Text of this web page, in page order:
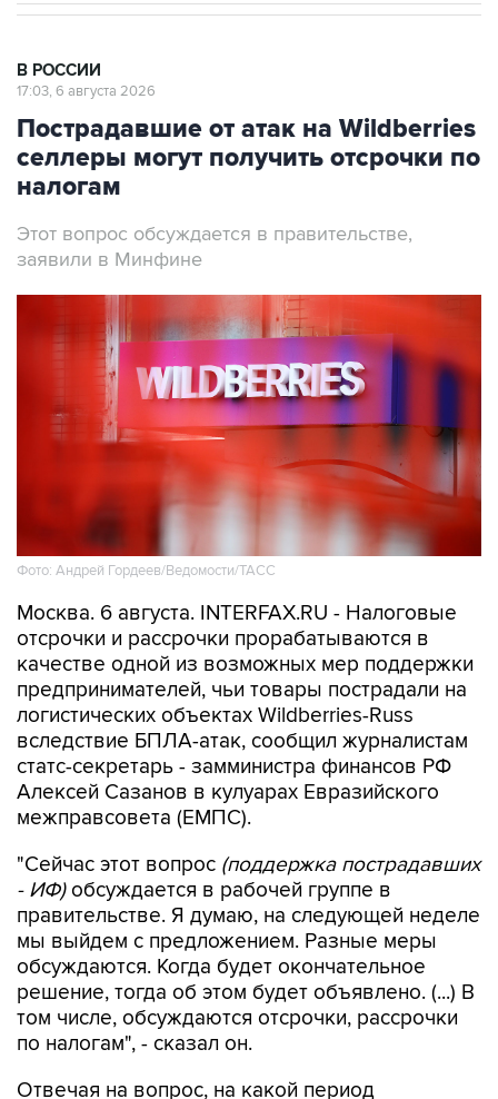
В РОССИИ
17:03, 6 августа 2026
Пострадавшие от атак на Wildberries
селлеры могут получить отсрочки по
налогам
Этот вопрос обсуждается в правительстве,
заявили в Минфине
Фото: Андрей Гордеев/Ведомости/ТАСС
Москва. 6 августа. INTERFAX.RU - Налоговые
отсрочки и рассрочки прорабатываются в
качестве одной из возможных мер поддержки
предпринимателей, чьи товары пострадали на
логистических объектах Wildberries-Russ
вследствие БПЛА-атак, сообщил журналистам
статс-секретарь - замминистра финансов РФ
Алексей Сазанов в кулуарах Евразийского
межправсовета (ЕМПС).
"Сейчас этот вопрос (поддержка пострадавших
- ИФ)обсуждается в рабочей группе в
правительстве. Я думаю, на следующей неделе
мы выйдем с предложением. Разные меры
обсуждаются. Когда будет окончательное
решение, тогда об этом будет объявлено. (...) В
том числе, обсуждаются отсрочки, рассрочки
по налогам", - сказал он.
Отвечая на вопрос, на какой период